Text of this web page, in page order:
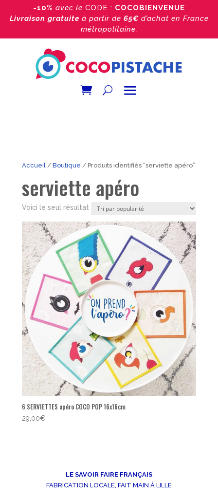
-10% avec le CODE : COCOBIENVENUE
Livraison gratuite à partir de 65€ d’achat en France
métropolitaine.
Accueil/ Boutique / Produits identifiés “serviette apéro”
serviette apéro
Voici le seul résultat
6 SERVIETTES apéro COCO POP 16x16cm
29,00€
LE SAVOIR FAIRE FRANÇAIS
FABRICATION LOCALE, FAIT MAIN À LILLE